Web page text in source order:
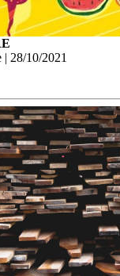
28/10/2021